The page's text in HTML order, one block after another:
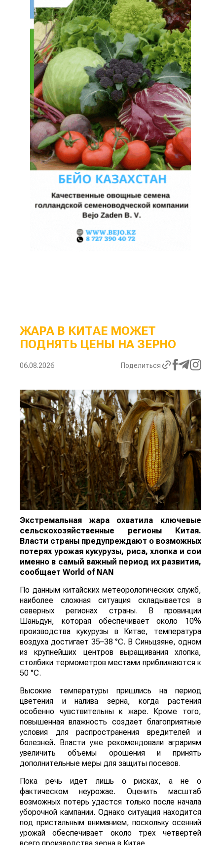
ЖАРА В КИТАЕ МОЖЕТ
ПОДНЯТЬ ЦЕНЫ НА ЗЕРНО
06.08.2026 Поделиться
Экстремальная жара охватила ключевые
сельскохозяйственные регионы Китая.
Власти страны предупреждают о возможных
потерях урожая кукурузы, риса, хлопка и сои
именно в самый важный период их развития,
сообщает World of NAN
По данным китайских метеорологических служб,
наиболее сложная ситуация складывается в
северных регионах страны. В провинции
Шаньдун, которая обеспечивает около 10%
производства кукурузы в Китае, температура
воздуха достигает 35–38 °C. В Синьцзяне, одном
из крупнейших центров выращивания хлопка,
столбики термометров местами приближаются к
50 °C.
Высокие температуры пришлись на период
цветения и налива зерна, когда растения
особенно чувствительны к жаре. Кроме того,
повышенная влажность создает благоприятные
условия для распространения вредителей и
болезней. Власти уже рекомендовали аграриям
увеличить объемы орошения и принять
дополнительные меры для защиты посевов.
Пока речь идет лишь о рисках, а не о
фактическом неурожае. Оценить масштаб
возможных потерь удастся только после начала
уборочной кампании. Однако ситуация находится
под пристальным вниманием, поскольку осенний
урожай обеспечивает около трех четвертей
всего производства зерна в Китае.